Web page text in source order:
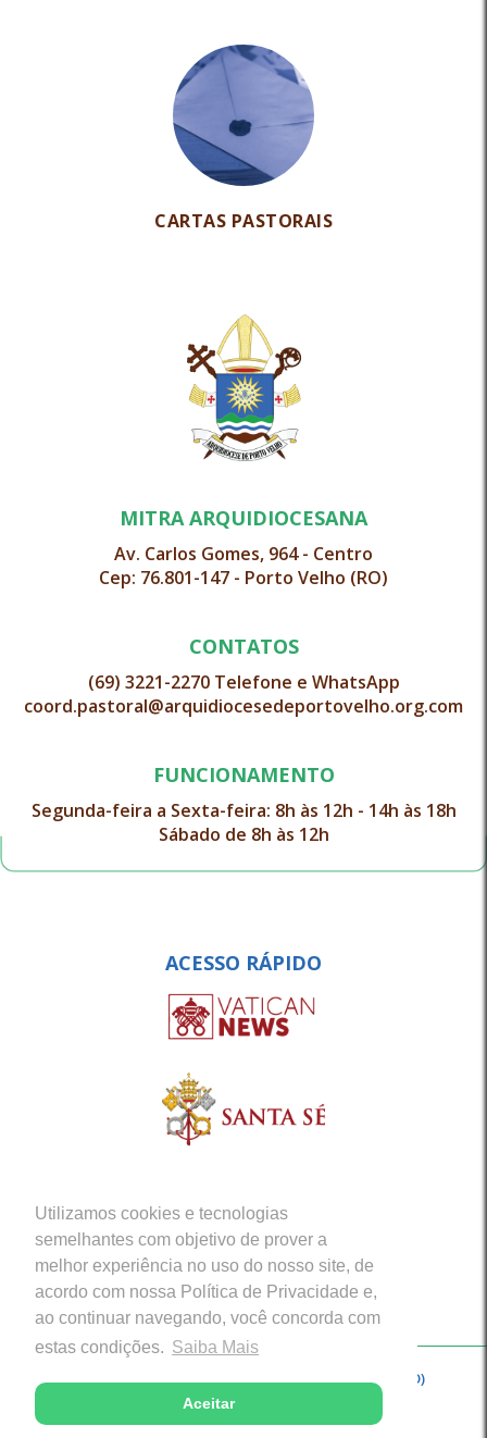
Utilizamos cookies e tecnologias
semelhantes com objetivo de prover a
melhor experiência no uso do nosso site, de
acordo com nossa Política de Privacidade e,
ao continuar navegando, você concorda com
estas condições. Saiba Mais
Aceitar
CARTAS PASTORAIS
MITRA ARQUIDIOCESANA
Av. Carlos Gomes, 964 - Centro
Cep: 76.801-147 - Porto Velho (RO)
CONTATOS
(69) 3221-2270 Telefone e WhatsApp
coord.pastoral@arquidiocesedeportovelho.org.com
FUNCIONAMENTO
Segunda-feira a Sexta-feira: 8h às 12h - 14h às 18h
Sábado de 8h às 12h
ACESSO RÁPIDO
Copyright © 2026 - Arquidiocese de Porto Velho (RO)
Desenvolvido com excelência por